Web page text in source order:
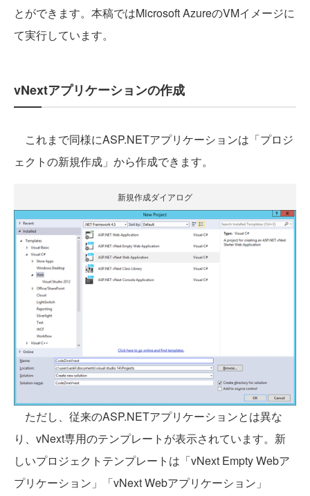
とができます。本稿ではMicrosoft AzureのVMイメージに
て実行しています。
vNextアプリケーションの作成
これまで同様にASP.NETアプリケーションは「プロジ
ェクトの新規作成」から作成できます。
新規作成ダイアログ
ただし、従来のASP.NETアプリケーションとは異な
り、vNext専用のテンプレートが表示されています。新
しいプロジェクトテンプレートは「vNext Empty Webア
プリケーション」「vNextWebアプリケーション」